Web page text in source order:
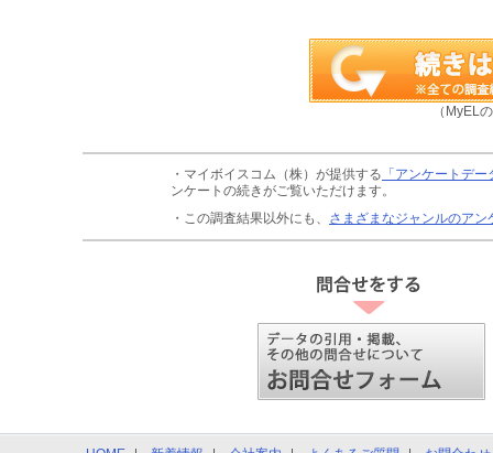
（MyEL
・マイボイスコム（株）が提供する 「アンケートデ
ンケートの続きがご覧いただけます。
・この調査結果以外にも、 さまざまなジャンルのアン